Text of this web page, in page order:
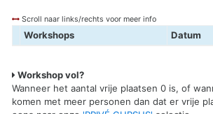
Scroll naar links/rechts voor meer info
Workshops Datum
Workshop vol?
Wanneer het aantal vrije plaatsen 0 is, of
komen met meer personen dan dat er vrije